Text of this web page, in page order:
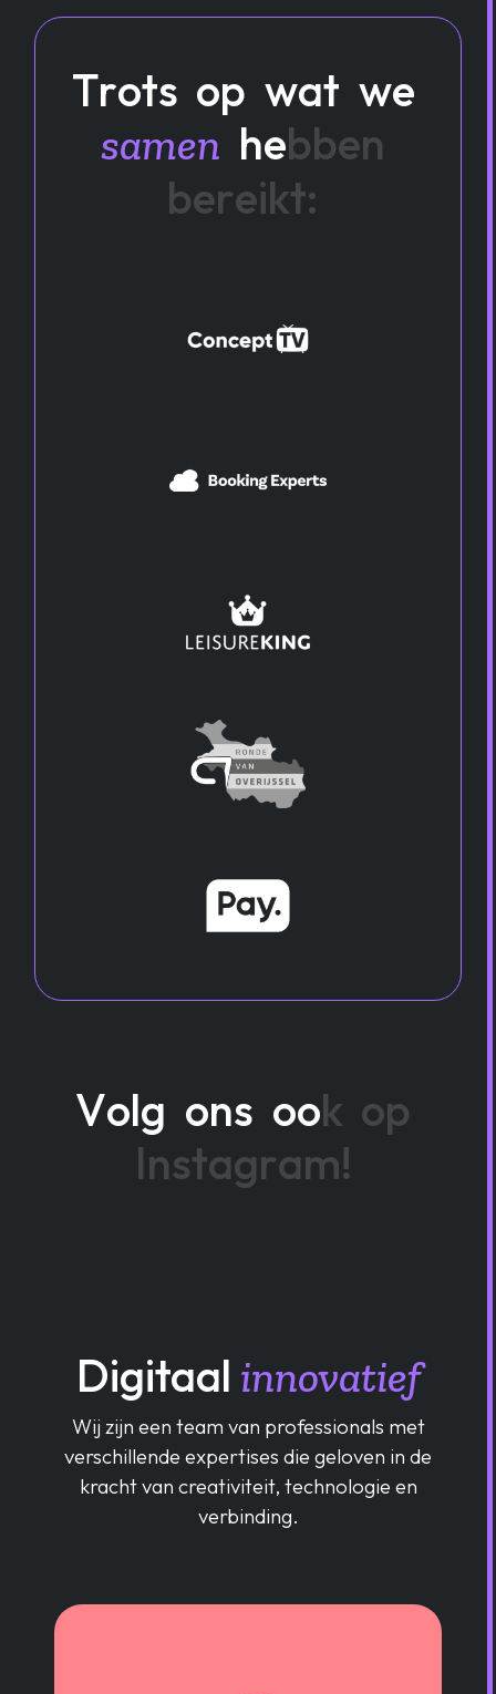
Trots op wat we
samen hebben
bereikt:
Volg ons ook op
Instagram!
Digitaal innovatief
Wij zijn een team van professionals met
verschillende expertises die geloven in de
kracht van creativiteit, technologie en
verbinding.